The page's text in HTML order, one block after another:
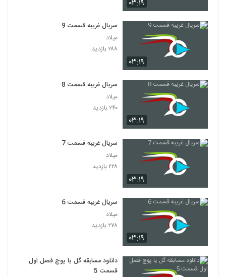
۰۳:۱۹
۰۳:۱۹
سریال غریبه قسمت 9
میلاد
۲۸۸ بازدید
۰۳:۱۹
سریال غریبه قسمت 8
میلاد
۲۴۰ بازدید
۰۳:۱۹
سریال غریبه قسمت 7
میلاد
۲۲۸ بازدید
۰۳:۱۹
سریال غریبه قسمت 6
میلاد
۲۷۸ بازدید
دانلود مسابقه گل یا پوچ فصل اول
قسمت 5